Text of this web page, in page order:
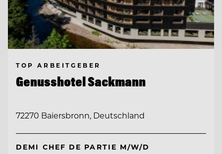
TOP ARBEITGEBER
Genusshotel Sackmann
72270 Baiersbronn, Deutschland
DEMI CHEF DE PARTIE M/W/D